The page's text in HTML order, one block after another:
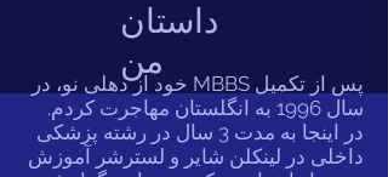
داستان
من
پس از تکمیل MBBS خود از دهلی نو، در
سال 1996 به انگلستان مهاجرت کردم.
در اینجا به مدت 3 سال در رشته پزشکی
داخلی در لینکلن شایر و لسترشر آموزش